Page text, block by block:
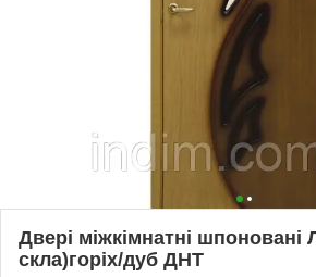
Двері міжкімнатні шпоновані
скла)горіх/дуб ДНТ